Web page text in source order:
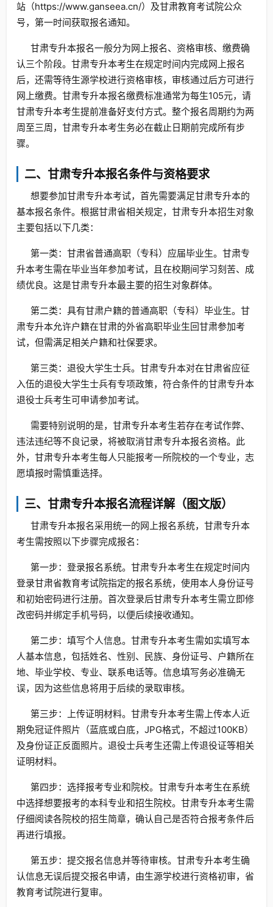
站（https://www.ganseea.cn/）及甘肃教育考试院公众
号，第一时间获取报名通知。
甘肃专升本报名一般分为网上报名、资格审核、缴费确
认三个阶段。甘肃专升本考生在规定时间内完成网上报名
后，还需等待生源学校进行资格审核，审核通过后方可进行
网上缴费。甘肃专升本报名缴费标准通常为每生105元，请
甘肃专升本考生提前准备好支付方式。整个报名周期约为两
周至三周，甘肃专升本考生务必在截止日期前完成所有步
骤。
二、甘肃专升本报名条件与资格要求
想要参加甘肃专升本考试，首先需要满足甘肃专升本的
基本报名条件。根据甘肃省相关规定，甘肃专升本招生对象
主要包括以下几类：
第一类：甘肃省普通高职（专科）应届毕业生。甘肃专
升本考生需在毕业当年参加考试，且在校期间学习刻苦、成
绩优良。这是甘肃专升本最主要的招生对象群体。
第二类：具有甘肃户籍的普通高职（专科）毕业生。甘
肃专升本允许户籍在甘肃的外省高职毕业生回甘肃参加考
试，但需满足相关户籍和社保要求。
第三类：退役大学生士兵。甘肃专升本对在甘肃省应征
入伍的退役大学生士兵有专项政策，符合条件的甘肃专升本
退役士兵考生可申请参加考试。
需要特别说明的是，甘肃专升本考生若存在考试作弊、
违法违纪等不良记录，将被取消甘肃专升本报名资格。此
外，甘肃专升本考生每人只能报考一所院校的一个专业，志
愿填报时需慎重选择。
三、甘肃专升本报名流程详解（图文版）
甘肃专升本报名采用统一的网上报名系统，甘肃专升本
考生需按照以下步骤完成报名：
第一步：登录报名系统。甘肃专升本考生在规定时间内
登录甘肃省教育考试院指定的报名系统，使用本人身份证号
和初始密码进行注册。首次登录后甘肃专升本考生需立即修
改密码并绑定手机号码，以便后续接收通知。
第二步：填写个人信息。甘肃专升本考生需如实填写本
人基本信息，包括姓名、性别、民族、身份证号、户籍所在
地、毕业学校、专业、联系电话等。信息填写务必准确无
误，因为这些信息将用于后续的录取审核。
第三步：上传证明材料。甘肃专升本考生需上传本人近
期免冠证件照片（蓝底或白底，JPG格式，不超过100KB）
及身份证正反面照片。退役士兵考生还需上传退役证等相关
证明材料。
第四步：选择报考专业和院校。甘肃专升本考生在系统
中选择想要报考的本科专业和招生院校。甘肃专升本考生需
仔细阅读各院校的招生简章，确认自己是否符合报考条件后
再进行填报。
第五步：提交报名信息并等待审核。甘肃专升本考生确
认信息无误后提交报名申请，由生源学校进行资格初审，省
教育考试院进行复审。